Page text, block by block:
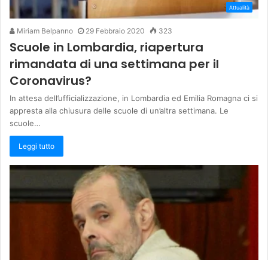
Attualità
Miriam Belpanno 29 Febbraio 2020 323
Scuole in Lombardia, riapertura
rimandata di una settimana per il
Coronavirus?
In attesa dell’ufficializzazione, in Lombardia ed Emilia Romagna ci si
appresta alla chiusura delle scuole di un’altra settimana. Le
scuole…
Leggi tutto